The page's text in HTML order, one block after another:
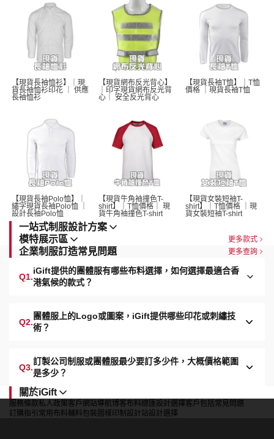
【現貨長袖恤衫】｜現
貨長袖恤衫印花 ｜ 供應
長袖恤衫
【現貨網布反光背心】
｜印字現貨網布反光背
心｜ 安全反光背心
【現貨長袖T恤】｜T恤
價格 ｜現貨長袖T恤
【現貨長袖Polo恤】｜
繡字現貨長袖Polo恤 ｜
設計長袖Polo恤
【現貨牛角袖撞色T-
shirt】｜T恤價格｜ 現
貨牛角袖撞色T-shirt
【現貨女裝短袖T-
shirt】｜T恤價格 ｜現
貨女裝短袖T-shirt
一站式制服設計方案
模特展示區
更多款式
企業制服訂造常見問題 更多查詢
Q1.
iGift提供的團體服有哪些布料選擇，如何選擇最適合香
港氣候的款式？
Q2.
團體服上的Logo或圖案，iGift提供哪些印花或刺繡技
術？
Q3.
訂製公司制服或團體服最少要訂多少件，大概價格範圍
是多少？
關於iGift
服務條款私人政策客戶 網站導航博客布料總匯設計選擇客戶包括常見問題
訂購指引 常用布料輔料包裝 圖樣印制 設計站設計選擇